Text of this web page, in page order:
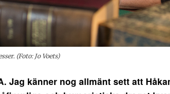
(Foto: Jo Voets)
Jag känner nog allmänt sett att